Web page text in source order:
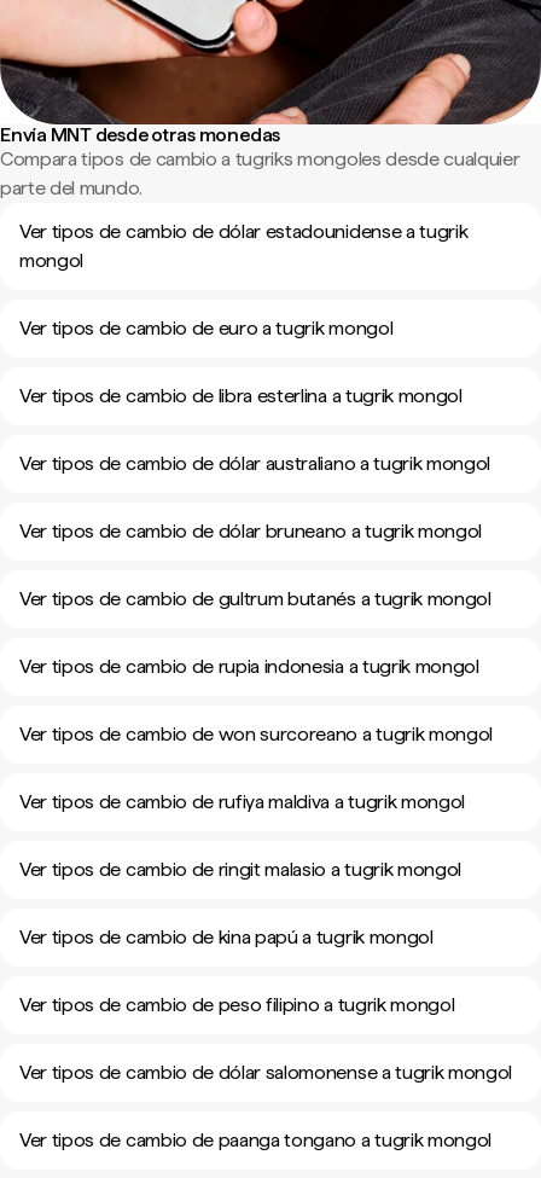
Envía MNT desde otras monedas
Compara tipos de cambio a tugriks mongoles desde cualquier
parte del mundo.
Ver tipos de cambio de dólar estadounidense a tugrik
mongol
Ver tipos de cambio de euro a tugrik mongol
Ver tipos de cambio de libra esterlina a tugrik mongol
Ver tipos de cambio de dólar australiano a tugrik mongol
Ver tipos de cambio de dólar bruneano a tugrik mongol
Ver tipos de cambio de gultrum butanés a tugrik mongol
Ver tipos de cambio de rupia indonesia a tugrik mongol
Ver tipos de cambio de won surcoreano a tugrik mongol
Ver tipos de cambio de rufiya maldiva a tugrik mongol
Ver tipos de cambio de ringit malasio a tugrik mongol
Ver tipos de cambio de kina papú a tugrik mongol
Ver tipos de cambio de peso filipino a tugrik mongol
Ver tipos de cambio de dólar salomonense a tugrik mongol
Ver tipos de cambio de paanga tongano a tugrik mongol